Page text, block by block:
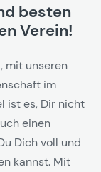
besten
Verein!
mit unseren
im
ist es, Dir nicht
einen
Dich voll und
kannst. Mit